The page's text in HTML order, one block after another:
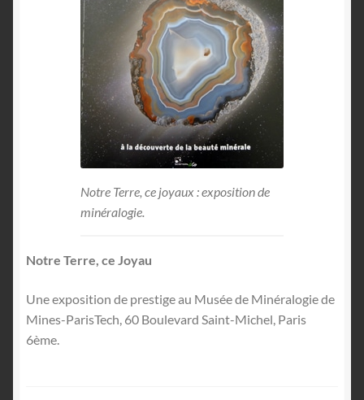
Notre Terre, ce joyaux : exposition de
minéralogie.
Notre Terre, ce Joyau
Une exposition de prestige au Musée de Minéralogie de
Mines-ParisTech, 60 Boulevard Saint-Michel, Paris
6ème.